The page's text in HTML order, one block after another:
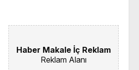
Haber Makale İç Reklam
Reklam Alanı